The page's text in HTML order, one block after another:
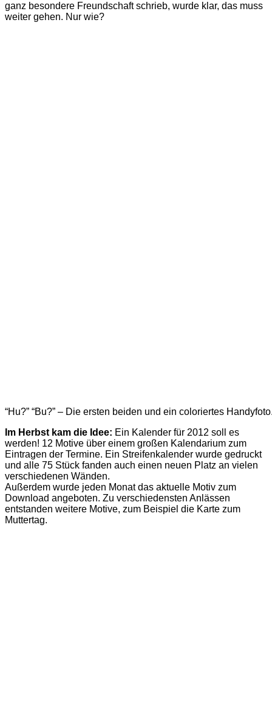
ganz besondere Freundschaft schrieb, wurde klar, das muss
weiter gehen. Nur wie?
“Hu?” “Bu?” – Die ersten beiden und ein coloriertes
Im Herbst kam die Idee: Ein Kalender für 2012 soll es
werden! 12 Motive über einem großen Kalendarium zum
Eintragen der Termine. Ein Streifenkalender wurde gedruckt
und alle 75 Stück fanden auch einen neuen Platz an vielen
verschiedenen Wänden.
Außerdem wurde jeden Monat das aktuelle Motiv zum
Download angeboten. Zu verschiedensten Anlässen
entstanden weitere Motive, zum Beispiel die Karte zum
Muttertag.